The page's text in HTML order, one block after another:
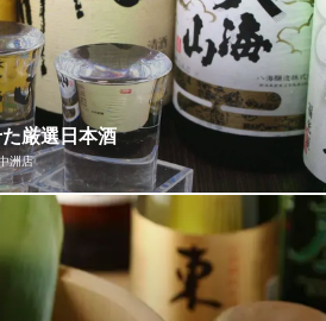
以上を取り揃えております。どっしり
上品な若竹屋950円、爽やかなキレのよ
な味わいの飛露喜950円（全て税込）な
め、全国の名酒もお楽しみいただけま
渡辺通駅2番出口 徒歩5分
厳選日本酒
洲店
す。全国各地の銘柄を厳選してご用意
味わいのものからスッキリとした味わ
えております。飲み比べなら飲み放題
！お好みの銘柄を見つけてみてはいか